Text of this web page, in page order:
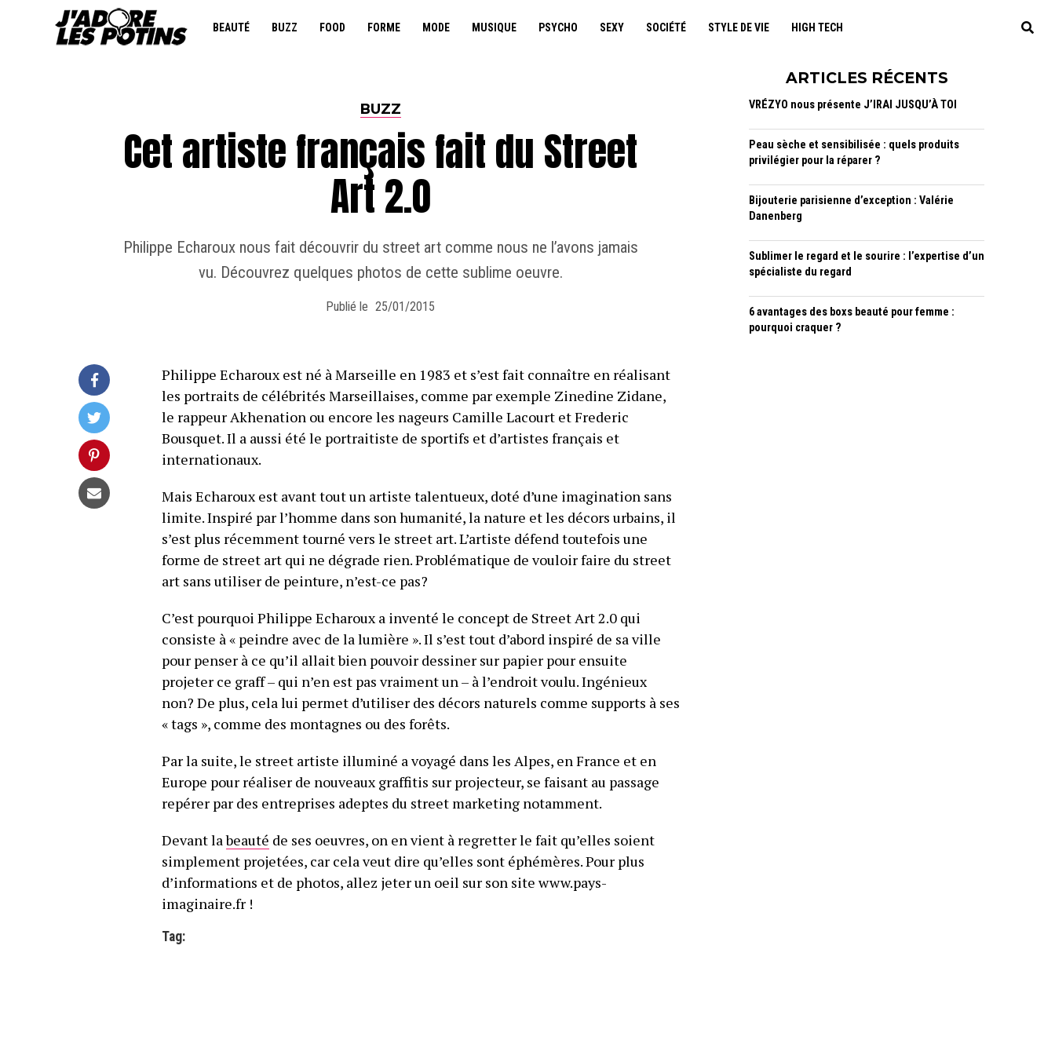
BEAUTÉ BUZZ FOOD FORME MODE MUSIQUE PSYCHO SEXY SOCIÉTÉ STYLE DE VIE HIGH TECH
BUZZ
Cet artiste français fait du Street
Art 2.0
Philippe Echaroux nous fait découvrir du street art comme nous ne l’avons jamais
vu. Découvrez quelques photos de cette sublime oeuvre.
Publié le 25/01/2015
Philippe Echaroux est né à Marseille en 1983 et s’est fait connaître en réalisant
les portraits de célébrités Marseillaises, comme par exemple Zinedine Zidane,
le rappeur Akhenation ou encore les nageurs Camille Lacourt et Frederic
Bousquet. Il a aussi été le portraitiste de sportifs et d’artistes français et
internationaux.
Mais Echaroux est avant tout un artiste talentueux, doté d’une imagination sans
limite. Inspiré par l’homme dans son humanité, la nature et les décors urbains, il
s’est plus récemment tourné vers le street art. L’artiste défend toutefois une
forme de street art qui ne dégrade rien. Problématique de vouloir faire du street
art sans utiliser de peinture, n’est-ce pas?
C’est pourquoi Philippe Echaroux a inventé le concept de Street Art 2.0 qui
consiste à « peindre avec de la lumière ». Il s’est tout d’abord inspiré de sa ville
pour penser à ce qu’il allait bien pouvoir dessiner sur papier pour ensuite
projeter ce graff – qui n’en est pas vraiment un – à l’endroit voulu. Ingénieux
non? De plus, cela lui permet d’utiliser des décors naturels comme supports à ses
« tags », comme des montagnes ou des forêts.
Par la suite, le street artiste illuminé a voyagé dans les Alpes, en France et en
Europe pour réaliser de nouveaux graffitis sur projecteur, se faisant au passage
repérer par des entreprises adeptes du street marketing notamment.
Devant labeauté de ses oeuvres, on en vient à regretter le fait qu’elles soient
simplement projetées, car cela veut dire qu’elles sont éphémères. Pour plus
d’informations et de photos, allez jeter un oeil sur son site www.pays-
imaginaire.fr !
Tag:
ARTICLES RÉCENTS
VRÉZYO nous présente J’IRAI JUSQU’À TOI
Peau sèche et sensibilisée : quels produits
privilégier pour la réparer ?
Bijouterie parisienne d’exception : Valérie
Danenberg
Sublimer le regard et le sourire : l’expertise d’un
spécialiste du regard
6 avantages des boxs beauté pour femme :
pourquoi craquer ?